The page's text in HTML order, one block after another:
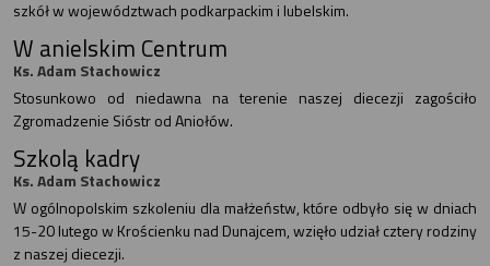
szkół w województwach podkarpackim i lubelskim.
W anielskim Centrum
Ks. Adam Stachowicz
Stosunkowo od niedawna na terenie naszej diecezji zagościło
Zgromadzenie Sióstr od Aniołów.
Szkolą kadry
Ks. Adam Stachowicz
W ogólnopolskim szkoleniu dla małżeństw, które odbyło się w dniach
15-20 lutego w Krościenku nad Dunajcem, wzięło udział cztery rodziny
z naszej diecezji.